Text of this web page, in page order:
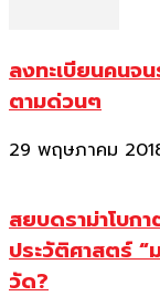
ลงทะเบียนคนจ
ตามด่วนๆ
29 พฤษภาคม
สยบดราม่าโบก
ประวัติศาสตร์
วัด?